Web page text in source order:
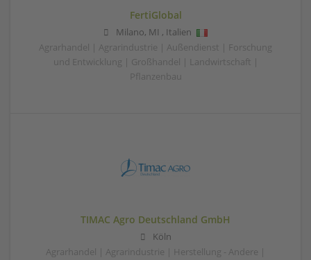
FertiGlobal
Milano, MI , Italien
Agrarhandel | Agrarindustrie | Außendienst | Forschung
und Entwicklung | Großhandel | Landwirtschaft |
Pflanzenbau
TIMAC Agro Deutschland GmbH
Köln
Agrarhandel | Agrarindustrie | Herstellung - Andere |